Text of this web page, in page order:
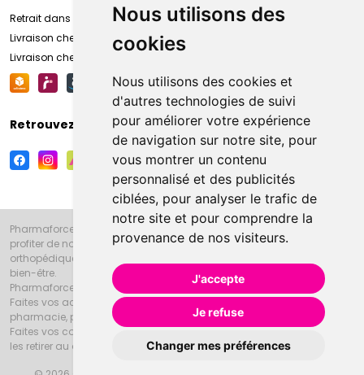
Nous utilisons des
cookies
Nous utilisons des cookies et
d'autres technologies de suivi
pour améliorer votre expérience
de navigation sur notre site, pour
vous montrer un contenu
personnalisé et des publicités
ciblées, pour analyser le trafic de
notre site et pour comprendre la
provenance de nos visiteurs.
J'accepte
Je refuse
Changer mes préférences
Retrait dans la pharmacie d’Amiens
Livraison chez vous
Livraison chez votre commerçant
Retrouvez-nous sur vos réseaux sociaux
Pharmaforce.fr et la Grande Pharmacie d’Amiens vous souhaitent de
profiter de notre accueil, de nos conseils pharmaceutiques,
orthopédiques, homéopathiques, parapharmaceutiques, beauté et
bien-être.
Pharmaforce.fr est le site internet de la Grande Pharmacie d’Amiens.
Faites vos achats en ligne grâce à un choix de 20000 références en
pharmacie, parapharmacie, diététique et animaux (vétérinaire).
Faites vos courses de pharmacie et parapharmacie en ligne et venez
les retirer au drive ou vous les faire livrer à domicile.